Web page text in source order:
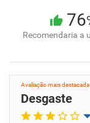
76
Recomendaria a
Avaliação mais destacada
Desgaste